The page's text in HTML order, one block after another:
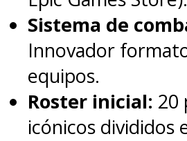
Ross", "Maria Hill" y
"Talos", quien armó
Tierra. Juntos
carrera
frustrar una
Sistema de
Innovador
equipos.
Roster inicial: 20
icónicos divididos